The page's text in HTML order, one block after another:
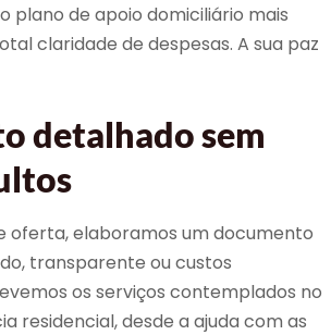
plano de apoio domiciliário mais
claridade de despesas. A sua paz
detalhado sem
oferta, elaboramos um documento
transparente ou custos
os serviços contemplados no
residencial, desde a ajuda com as